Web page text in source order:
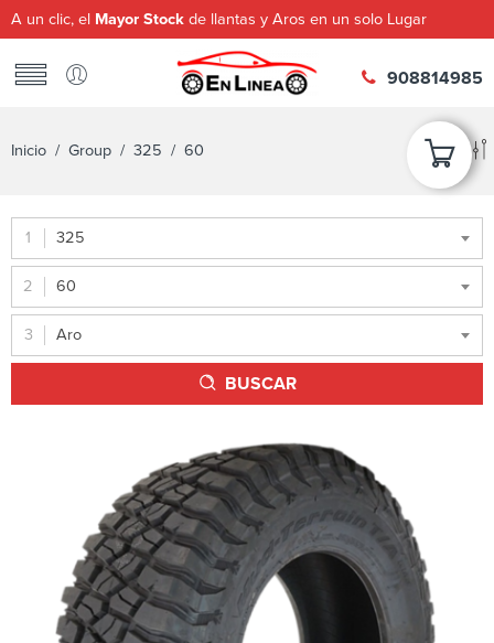
A un clic, el Mayor Stock de llantas y Aros en un solo Lugar
908814985
Inicio / Group / 325 / 60
325
60
Aro
BUSCAR